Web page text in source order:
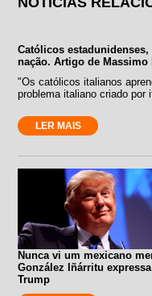
Católicos
nação. Artigo de Massimo
"Os católicos italianos
problema italiano criado
LER MAIS
Nunca vi um mexicano
González Iñárritu
Trump